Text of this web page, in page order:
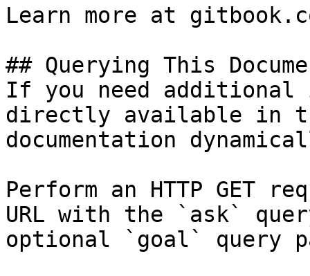
Learn more at
## Querying This
If you need
directly available in
documentation
Perform an HTTP GET
URL with the `ask`
optional `goal` query